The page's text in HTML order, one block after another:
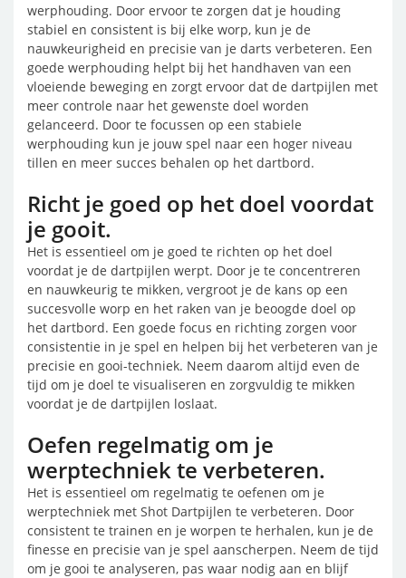
werphouding. Door ervoor te zorgen dat je houding
stabiel en consistent is bij elke worp, kun je de
nauwkeurigheid en precisie van je darts verbeteren. Een
goede werphouding helpt bij het handhaven van een
vloeiende beweging en zorgt ervoor dat de dartpijlen met
meer controle naar het gewenste doel worden
gelanceerd. Door te focussen op een stabiele
werphouding kun je jouw spel naar een hoger niveau
tillen en meer succes behalen op het dartbord.
Richt je goed op het doel voordat
je gooit.
Het is essentieel om je goed te richten op het doel
voordat je de dartpijlen werpt. Door je te concentreren
en nauwkeurig te mikken, vergroot je de kans op een
succesvolle worp en het raken van je beoogde doel op
het dartbord. Een goede focus en richting zorgen voor
consistentie in je spel en helpen bij het verbeteren van je
precisie en gooi-techniek. Neem daarom altijd even de
tijd om je doel te visualiseren en zorgvuldig te mikken
voordat je de dartpijlen loslaat.
Oefen regelmatig om je
werptechniek te verbeteren.
Het is essentieel om regelmatig te oefenen om je
werptechniek met Shot Dartpijlen te verbeteren. Door
consistent te trainen en je worpen te herhalen, kun je de
finesse en precisie van je spel aanscherpen. Neem de tijd
om je gooi te analyseren, pas waar nodig aan en blijf